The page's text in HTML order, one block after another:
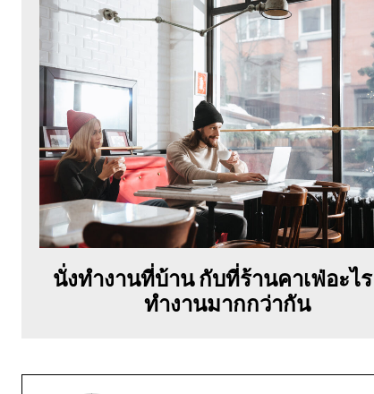
นั่งทำงานที่บ้าน กับที่ร้านคาเฟ่อะไ
ทำงานมากกว่ากัน